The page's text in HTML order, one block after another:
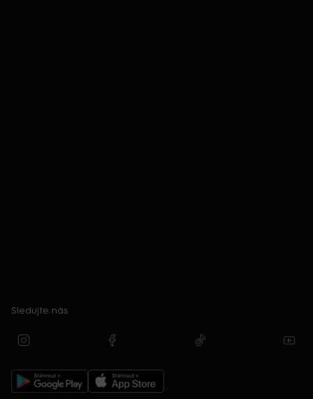
Sledujte nás